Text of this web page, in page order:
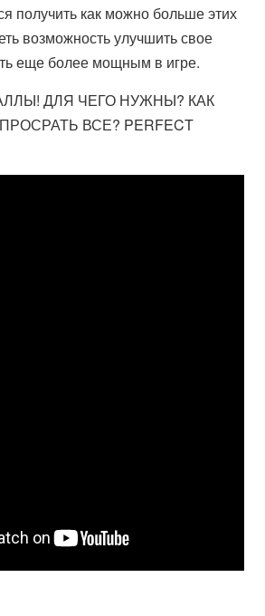
получить как можно больше этих
возможность улучшить свое
еще более мощным в игре.
ДЛЯ ЧЕГО НУЖНЫ? КАК
ВСЕ? PERFECT